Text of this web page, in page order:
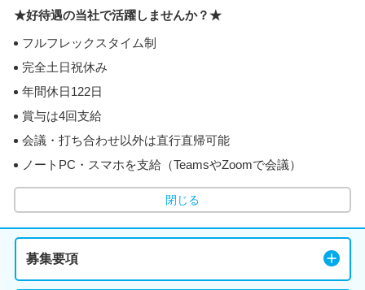
★好待遇の当社で活躍しませんか？★
フルフレックスタイム制
完全土日祝休み
年間休日122日
賞与は4回支給
会議・打ち合わせ以外は直行直帰可能
ノートPC・スマホを支給（TeamsやZoomで会議）
閉じる
募集要項